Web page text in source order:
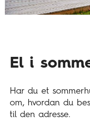
El i
Har du et
om, hvordan du
til den adresse.